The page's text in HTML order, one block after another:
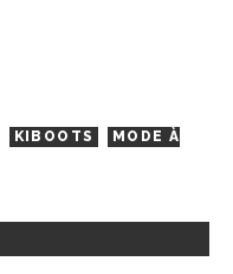
KIBOOTS
MODE À